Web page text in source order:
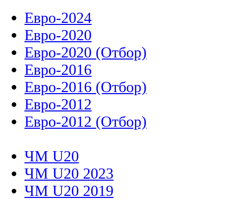
Евро-2024
Евро-2020
Евро-2020 (Отбор)
Евро-2016
Евро-2016 (Отбор)
Евро-2012
Евро-2012 (Отбор)
ЧМ U20
ЧМ U20 2023
ЧМ U20 2019